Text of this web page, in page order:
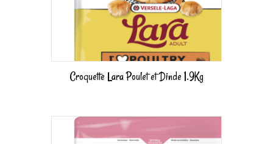
Croquette Lara Poulet et Dinde 1.9Kg